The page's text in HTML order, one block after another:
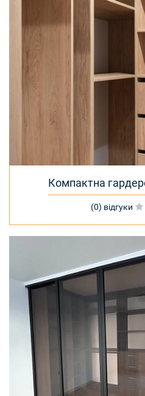
Компактна
(0) відгуки